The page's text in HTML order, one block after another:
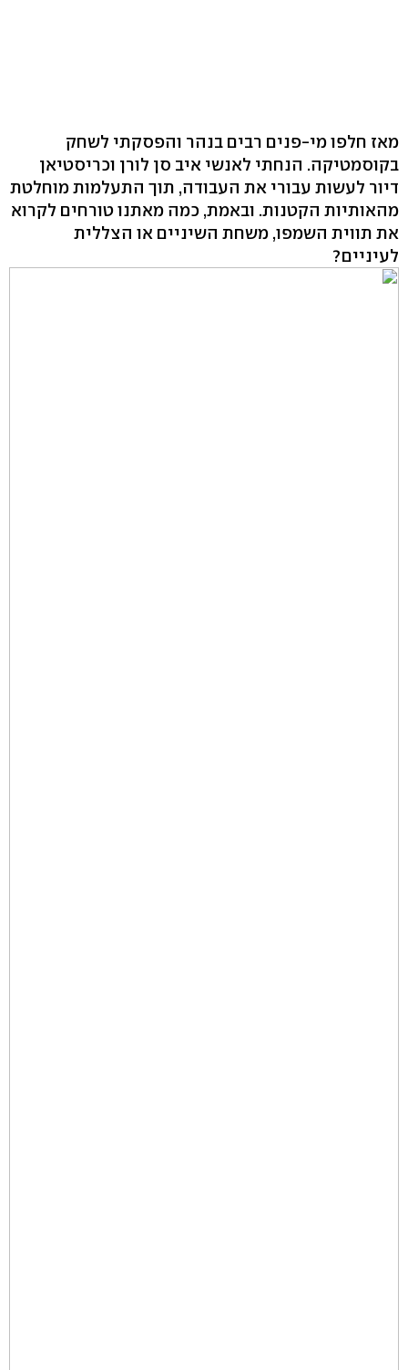
מאז חלפו מי-פנים רבים בנהר והפסקתי לשחק
בקוסמטיקה. הנחתי לאנשי איב סן לורן וכריסטיאן
דיור לעשות עבורי את העבודה, תוך התעלמות מוחלטת
מהאותיות הקטנות. ובאמת, כמה מאתנו טורחים לקרוא
את תווית השמפו, משחת השיניים או הצללית
לעיניים?